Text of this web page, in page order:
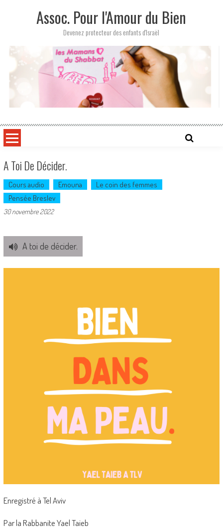
Assoc. Pour l'Amour du Bien
Devenez protecteur des enfants d'Israël
A Toi De Décider.
Cours audio Emouna
Le coin des femmes
Pensée Breslev
30 novembre 2022
A toi de décider.
Enregistré à Tel Aviv
Par la Rabbanite Yael Taieb